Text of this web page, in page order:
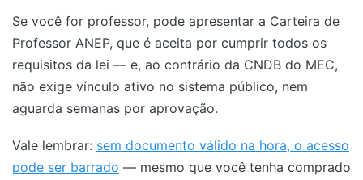
Se você for professor, pode apresentar a Carteira de
Professor ANEP, que é aceita por cumprir todos os
requisitos da lei — e, ao contrário da CNDB do MEC,
não exige vínculo ativo no sistema público, nem
aguarda semanas por aprovação.
Vale lembrar: sem documento válido na hora, o acesso
pode ser barrado — mesmo que você tenha comprado